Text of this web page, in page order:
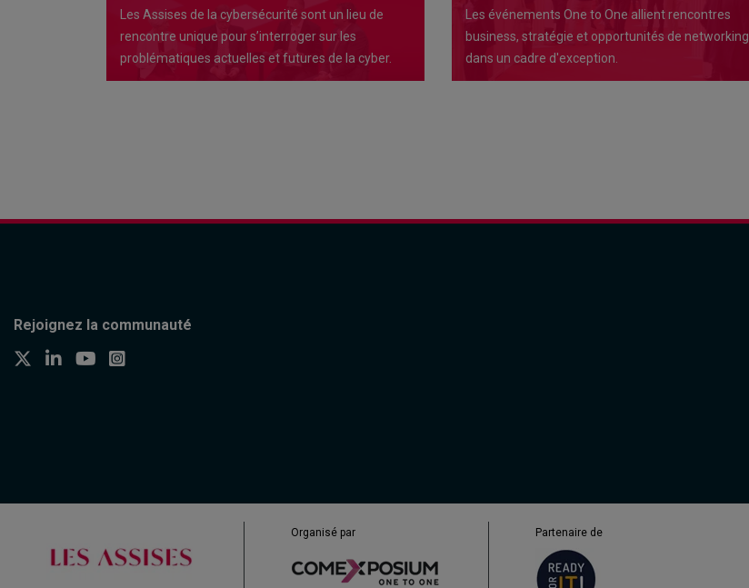
Les Assises de la cybersécurité sont un lieu de
rencontre unique pour s’interroger sur les
problématiques actuelles et futures de la cyber.
Les événements One to One allient rencontres
business, stratégie et opportunités de networking
dans un cadre d'exception.
Rejoignez la communauté
Organisé par Partenaire de